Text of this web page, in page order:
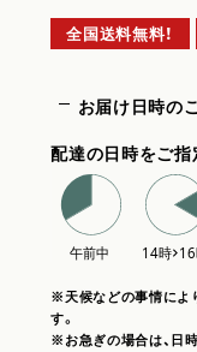
全国送料無料！
お届け日時の
配達の日時をご指
※天候などの事情によ
す。
※お急ぎの場合は、日